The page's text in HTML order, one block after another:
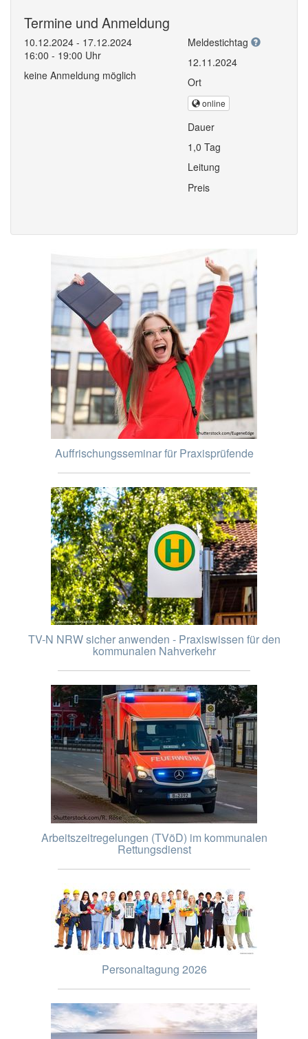
Termine und Anmeldung
10.12.2024 - 17.12.2024
16:00 - 19:00 Uhr
keine Anmeldung möglich
Meldestichtag
12.11.2024
Ort
online
Dauer
1,0 Tag
Leitung
Preis
Auffrischungsseminar für Praxisprüfende
TV-N NRW sicher anwenden - Praxiswissen für den
kommunalen Nahverkehr
Arbeitszeitregelungen (TVöD) im kommunalen
Rettungsdienst
Personaltagung 2026